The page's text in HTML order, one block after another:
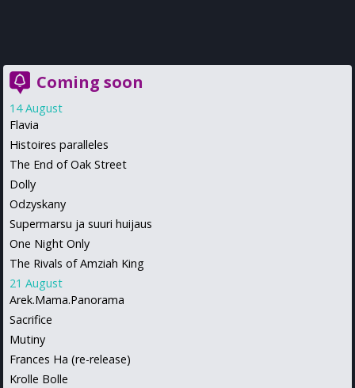
Coming soon
14 August
Flavia
Histoires paralleles
The End of Oak Street
Dolly
Odzyskany
Supermarsu ja suuri huijaus
One Night Only
The Rivals of Amziah King
21 August
Arek.Mama.Panorama
Sacrifice
Mutiny
Frances Ha (re-release)
Krolle Bolle